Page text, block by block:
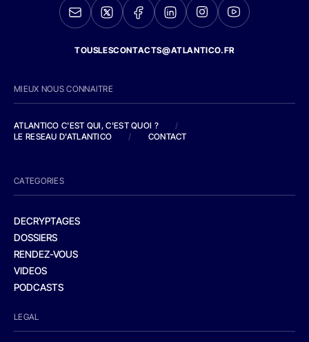
TOUSLESCONTACTS@ATLANTICO.FR
MIEUX NOUS CONNAITRE
ATLANTICO C'EST QUI, C'EST QUOI ?
/
LE RESEAU D'ATLANTICO
/ CONTACT
CATEGORIES
DECRYPTAGES
DOSSIERS
RENDEZ-VOUS
VIDEOS
PODCASTS
LEGAL